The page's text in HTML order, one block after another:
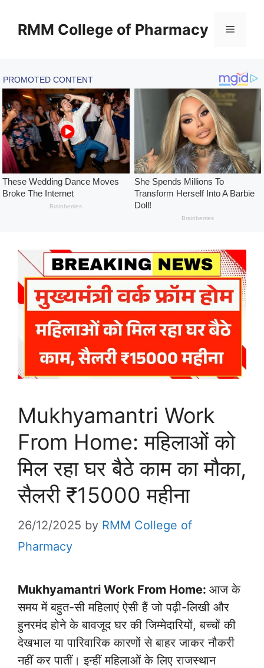
RMM College of Pharmacy Menu
Mukhyamantri Work
From Home: महिलाओं को
मिल रहा घर बैठे काम का मौका,
सैलरी ₹15000 महीना
26/12/2025 by RMM College of
Pharmacy
Mukhyamantri Work From Home: आज के
समय में बहुत-सी महिलाएं ऐसी हैं जो पढ़ी-लिखी और
हुनरमंद होने के बावजूद घर की जिम्मेदारियों, बच्चों की
देखभाल या पारिवारिक कारणों से बाहर जाकर नौकरी
नहीं कर पातीं। इन्हीं महिलाओं के लिए राजस्थान